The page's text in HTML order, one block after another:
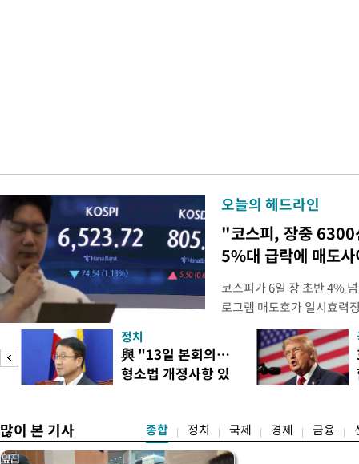
오늘의 헤드라인
"코스피, 장중 6300
5%대 급락에 매도사
코스피가 6일 장 초반 4%
로그램 매도호가 일시효력
한국거래소는 이날 오전
했다고 밝혔다. 발동 당시
대비 5.12% 급락한 987.24
스피200을 기초자산으로
정치
與 "13일 본회의…
형소법 개정사항 있
많이 본 기사 종합 정치 국제 경제 금융